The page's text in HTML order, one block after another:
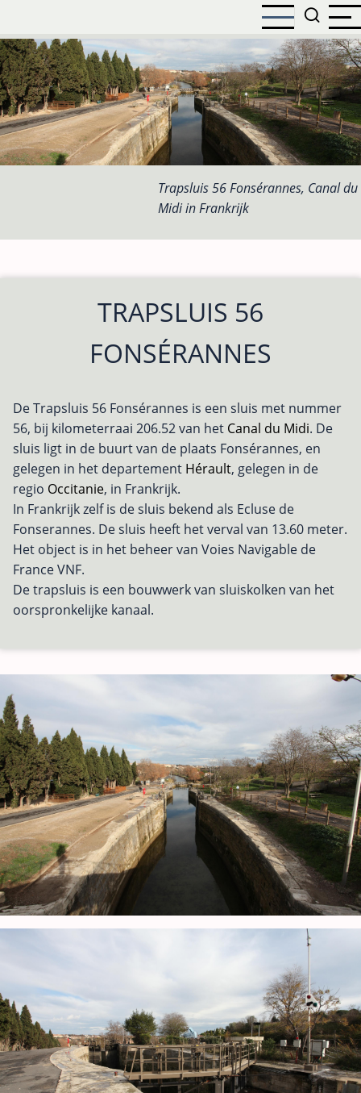
naar
de
inhoud
gaan
Trapsluis 56 Fonsérannes, Canal du
Midi in Frankrijk
TRAPSLUIS 56
FONSÉRANNES
De Trapsluis 56 Fonsérannes is een sluis met nummer
56, bij kilometerraai 206.52 van het Canal du Midi. De
sluis ligt in de buurt van de plaats Fonsérannes, en
gelegen in het departement Hérault, gelegen in de
regio Occitanie, in Frankrijk.
In Frankrijk zelf is de sluis bekend als Ecluse de
Fonserannes. De sluis heeft het verval van 13.60 meter.
Het object is in het beheer van Voies Navigable de
France VNF.
De trapsluis is een bouwwerk van sluiskolken van het
oorspronkelijke kanaal.